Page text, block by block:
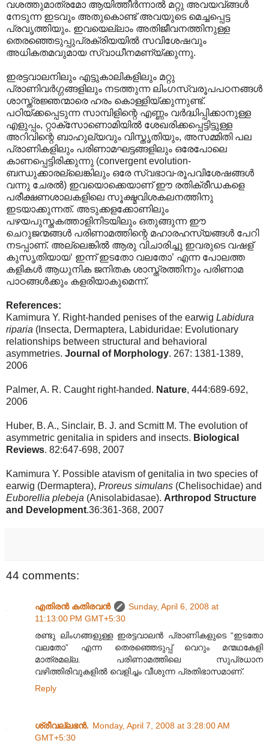
വശത്തുമാത്രമോ ആയിത്തീര്‍ന്നാല്‍ മറ്റു അവയവ്ങ്ങള്‍
നേടുന്ന ഇടവും അതുകൊണ്ട് അവയുടെ മെച്ചപ്പെട്ട
പ്രവൃത്തിയും. ഇവയെല്ലാം അതിജീവനത്തിനുള്ള
തെരഞ്ഞെടുപ്പുപ്രക്രിയയില്‍ സവിശേഷവും
അധികതമവുമായ സ്വാധീനമണ്യ്ക്കുന്നു.
ഇരട്ടവാലനിലും എട്ടുകാലികളിലും മറ്റു
പ്രാണിവര്‍ഗ്ഗങ്ങളിലും നടത്തുന്ന ലിംഗസ്വരൂപപഠനങ്ങള്‍‍
ശാസ്ത്രജ്ഞന്മാരെ ഹരം കൊള്ളിയ്ക്കുന്നുണ്ട്.
പഠിയ്ക്കപ്പെടുന്ന സാമ്പിളിന്റെ എണ്ണം വര്‍ദ്ധിപ്പിക്കാനുള്ള
എളുപ്പം, റ്റാക്സോണൊമിയില്‍ ശേഖരിക്കപ്പെട്ടിട്ടുള്ള
അറിവിന്റെ ബാഹുല്യവും വിസ്തൃതിയും, അസമ്മിതി പല
പ്രാണികളിലും പരിണാമഘട്ടങ്ങളിലും ഒരേപോലെ
കാണപ്പെട്ടിരിക്കുന്നു (convergent evolution-
ബന്ധുക്കാരല്ലെങ്കിലും ഒരേ സ്വഭാവ-രൂപവിശേഷങ്ങള്‍
വന്നു ചേരല്‍) ഇവയൊക്കെയാണ് ഈ രതിക്രീഡകളെ
പരീക്ഷണശാലകളിലെ സൂക്ഷ്മവിശകലനത്തിനു
ഇടയാക്കുന്നത്. അടുക്കളക്കോണിലും
പഴയപുസ്തകത്താളിനിടയിലും ഒതുങ്ങുന്ന ഈ
ചെറുജന്മങ്ങള്‍ പരിണാമത്തിന്റെ മഹാരഹസ്യങ്ങള്‍ പേറി
നടപ്പാണ്. അല്ലെങ്കില്‍ ആരു വിചാരിച്ചു ഇവരുടെ വഷള്
കുസൃതിയായ‘ ഇന്ന് ഇടതോ വലതോ’ എന്ന പോലത്ത
കളികള്‍ ആധുനിക ജനിതക ശാസ്ത്രത്തിനും പരിണാമ
പാഠങ്ങള്‍ക്കും കളരിയാകുമെന്ന്.
References:
Kamimura Y. Right-handed penises of the earwig Labidura
riparia (Insecta, Dermaptera, Labiduridae: Evolutionary
relationships between structural and behavioral
asymmetries. Journal of Morphology. 267: 1381-1389,
2006
Palmer, A. R. Caught right-handed. Nature, 444:689-692,
2006
Huber, B. A., Sinclair, B. J. and Scmitt M. The evolution of
asymmetric genitalia in spiders and insects. Biological
Reviews. 82:647-698, 2007
Kamimura Y. Possible atavism of genitalia in two species of
earwig (Dermaptera), Proreus simulans (Chelisochidae) and
Euborellia plebeja (Anisolabidasae). Arthropod Structure
and Development.36:361-368, 2007
44 comments:
എതിരന്‍ കതിരവന്‍
Sunday, April 6, 2008 at
11:13:00 PM GMT+5:30
രണ്ടു ലിംഗങ്ങളുള്ള ഇരട്ടവാലന്‍ പ്രാണികളുടെ “ഇടതോ
വലതോ” എന്ന തെരഞ്ഞെടുപ്പ് വെറും മന്മഥകേളി
മാത്രമല്ല. പരിണാമത്തിലെ സുപ്രധാന
വഴിത്തിരിവുകളില്‍ വെളിച്ചം വീശുന്ന പ്രതിഭാസമാണ്.
Reply
ശ്രീവല്ലഭന്‍. Monday, April 7, 2008 at 3:28:00 AM
GMT+5:30